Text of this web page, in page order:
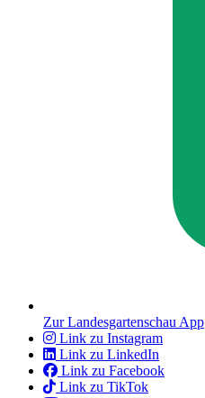
Zur Landesgartenschau App
Link zu Instagram
Link zu LinkedIn
Link zu Facebook
Link zu TikTok